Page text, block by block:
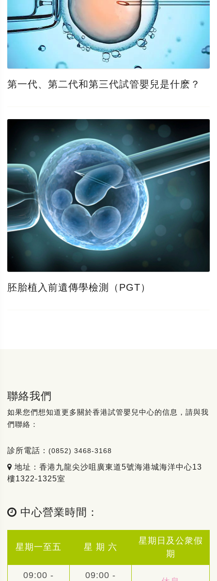
第一代、第二代和第三代試管嬰兒是什麽？
胚胎植入前遺傳學檢測（PGT）
聯絡我們
如果您們想知道更多關於香港試管嬰兒中心的信息，請與我
們聯絡：
診所電話： (0852) 3468-3168
地址：香港九龍尖沙咀廣東道5號海港城海洋中心13
樓1322-1325室
中心營業時間：
星期一至五 星 期 六
星期日及公衆假
期
09:00 - 09:00 -